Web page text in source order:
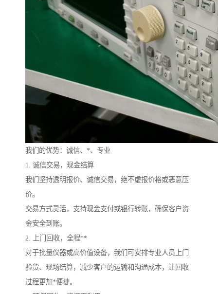
我们的优势：诚信、*、专业
1. 诚信交易，现金结算
我们坚持透明报价、诚信交易，绝不虚报价格或恶意压
价。
交易方式灵活，支持现金支付或银行转账，确保客户资
金安全到账。
2. 上门回收，全程**
对于批量仪器或高价值设备，我们可安排专业人员上门
验货、现场结算，减少客户的运输和沟通成本，让回收
过程更加*便捷。